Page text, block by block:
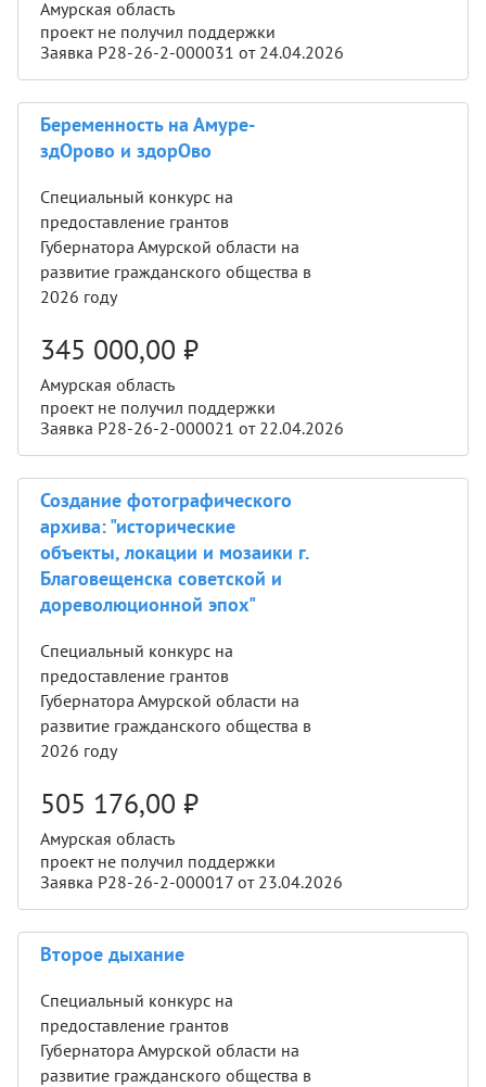
Амурская область
проект не получил поддержки
Заявка Р28-26-2-000031 от 24.04.2026
Беременность на Амуре-
здОрово и здорОво
Специальный конкурс на
предоставление грантов
Губернатора Амурской области на
развитие гражданского общества в
2026 году
345 000,00 ₽
Амурская область
проект не получил поддержки
Заявка Р28-26-2-000021 от 22.04.2026
Создание фотографического
архива: "исторические
объекты, локации и мозаики г.
Благовещенска советской и
дореволюционной эпох"
Специальный конкурс на
предоставление грантов
Губернатора Амурской области на
развитие гражданского общества в
2026 году
505 176,00 ₽
Амурская область
проект не получил поддержки
Заявка Р28-26-2-000017 от 23.04.2026
Второе дыхание
Специальный конкурс на
предоставление грантов
Губернатора Амурской области на
развитие гражданского общества в